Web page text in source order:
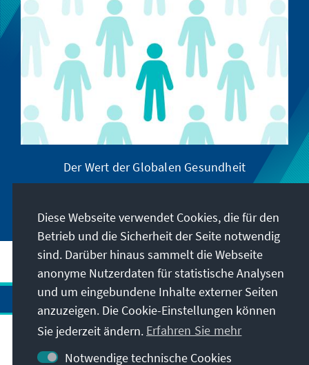
Der Wert der Globalen Gesundheit
Diese Webseite verwendet Cookies, die für den
Betrieb und die Sicherheit der Seite notwendig
sind. Darüber hinaus sammelt die Webseite
anonyme Nutzerdaten für statistische Analysen
und um eingebundene Inhalte externer Seiten
anzuzeigen. Die Cookie-Einstellungen können
Sie jederzeit ändern. Erfahren Sie mehr
Notwendige technische Cookies